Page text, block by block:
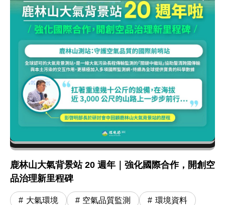
鹿林山大氣背景站 20 週年｜強化國際合作，開創空
品治理新里程碑
大氣環境 空氣品質監測 環境資料